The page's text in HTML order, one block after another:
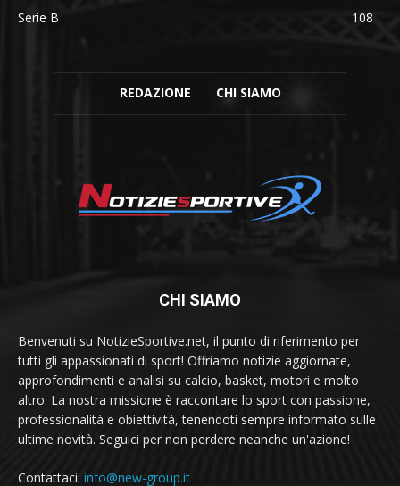
Serie B
108
REDAZIONE CHI SIAMO
CHI SIAMO
Benvenuti su NotizieSportive.net, il punto di riferimento per
tutti gli appassionati di sport! Offriamo notizie aggiornate,
approfondimenti e analisi su calcio, basket, motori e molto
altro. La nostra missione è raccontare lo sport con passione,
professionalità e obiettività, tenendoti sempre informato sulle
ultime novità. Seguici per non perdere neanche un'azione!
Contattaci: info@new-group.it